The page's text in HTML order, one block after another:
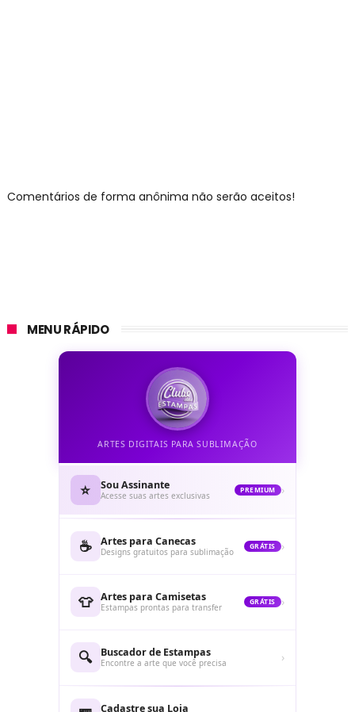
Comentários de forma anônima não serão aceitos!
MENU RÁPIDO
ARTES DIGITAIS PARA SUBLIMAÇÃO
⭐ Sou Assinante
Acesse suas artes exclusivas
PREMIUM ›
☕ Artes para Canecas
Designs gratuitos para sublimação
GRÁTIS ›
👕 Artes para Camisetas
Estampas prontas para transfer
GRÁTIS ›
🔍 Buscador de Estampas
Encontre a arte que você precisa ›
Cadastre sua Loja